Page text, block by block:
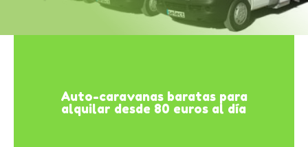
Auto-caravanas baratas para
alquilar desde 80 euros al día